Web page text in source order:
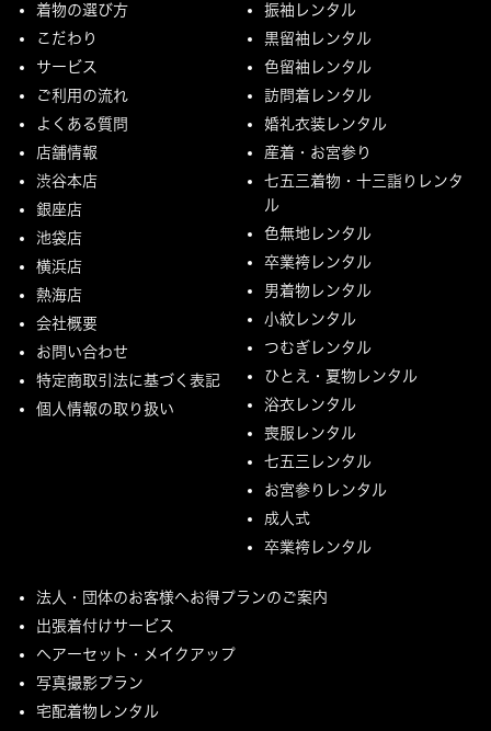
着物の選び方
こだわり
サービス
ご利用の流れ
よくある質問
店舗情報
渋谷本店
銀座店
池袋店
横浜店
熱海店
会社概要
お問い合わせ
特定商取引法に基づく表記
個人情報の取り扱い
振袖レンタル
黒留袖レンタル
色留袖レンタル
訪問着レンタル
婚礼衣装レンタル
産着・お宮参り
七五三着物・十三詣りレンタ
ル
色無地レンタル
卒業袴レンタル
男着物レンタル
小紋レンタル
つむぎレンタル
ひとえ・夏物レンタル
浴衣レンタル
喪服レンタル
七五三レンタル
お宮参りレンタル
成人式
卒業袴レンタル
法人・団体のお客様へお得プランのご案内
出張着付けサービス
ヘアーセット・メイクアップ
写真撮影プラン
宅配着物レンタル